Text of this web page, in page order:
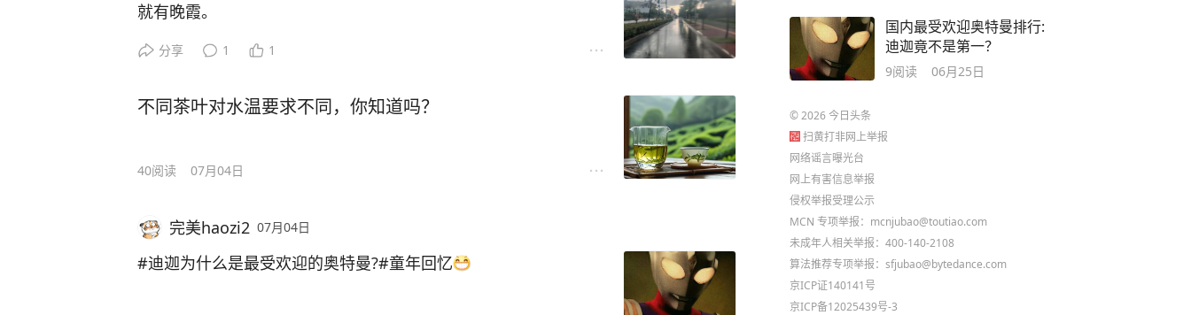
就有晚霞。
分享 1 1
不同茶叶对水温要求不同，你知道吗？
40阅读 07月04日
完美haozi2 07月04日
#迪迦为什么是最受欢迎的奥特曼?#童年回忆
国内最受欢迎奥特曼排行:
迪迦竟不是第一？
9阅读 06月25日
©2026今日头条
扫黄打非网上举报
网络谣言曝光台
网上有害信息举报
侵权举报受理公示
MCN 专项举报：mcnjubao@toutiao.com
未成年人相关举报：400-140-2108
算法推荐专项举报：sfjubao@bytedance.com
京ICP证140141号
京ICP备12025439号-3